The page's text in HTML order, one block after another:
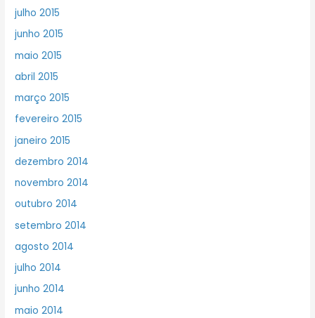
julho 2015
junho 2015
maio 2015
abril 2015
março 2015
fevereiro 2015
janeiro 2015
dezembro 2014
novembro 2014
outubro 2014
setembro 2014
agosto 2014
julho 2014
junho 2014
maio 2014